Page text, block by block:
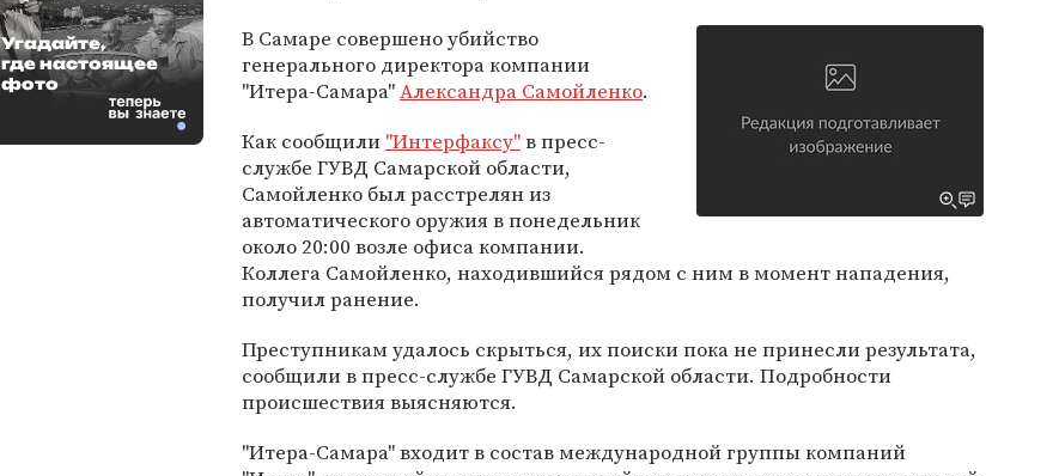
В Самаре совершено убийство
генерального директора компании
"Итера-Самара"Александра Самойленко.
Как сообщили "Интерфаксу"в пресс-
службе ГУВД Самарской области,
Самойленко был расстрелян из
автоматического оружия в понедельник
около 20:00 возле офиса компании.
Коллега Самойленко, находившийся рядом с ним в момент нападения,
получил ранение.
Преступникам удалось скрыться, их поиски пока не принесли результата,
сообщили в пресс-службе ГУВД Самарской области. Подробности
происшествия выясняются.
"Итера-Самара" входит в состав международной группы компаний
Угадайте,
где настоящее
фото